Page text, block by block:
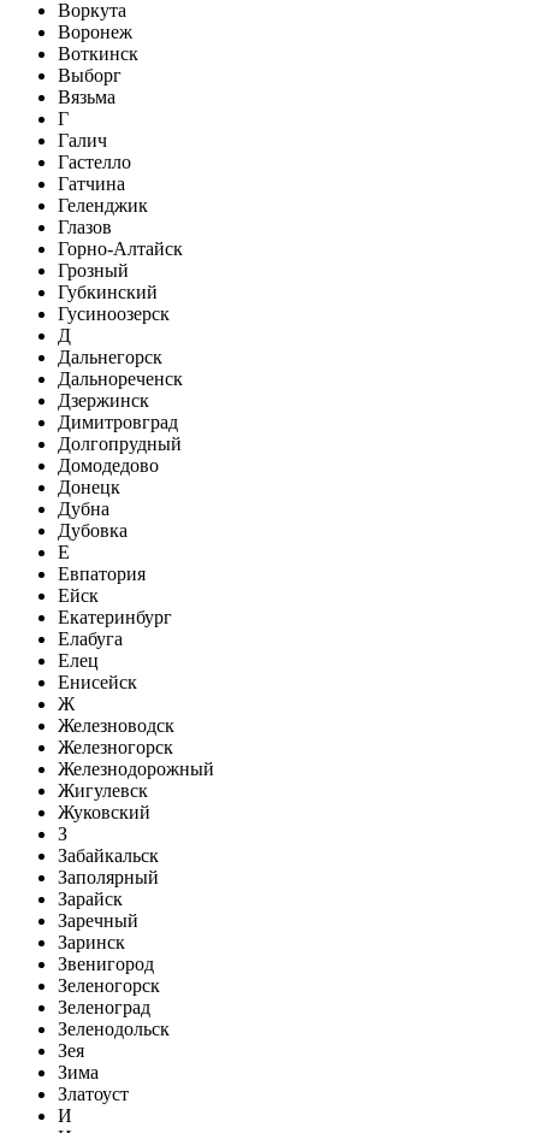
Воркута
Воронеж
Воткинск
Выборг
Вязьма
Г
Галич
Гастелло
Гатчина
Геленджик
Глазов
Горно-Алтайск
Грозный
Губкинский
Гусиноозерск
Д
Дальнегорск
Дальнореченск
Дзержинск
Димитровград
Долгопрудный
Домодедово
Донецк
Дубна
Дубовка
Е
Евпатория
Ейск
Екатеринбург
Елабуга
Елец
Енисейск
Ж
Железноводск
Железногорск
Железнодорожный
Жигулевск
Жуковский
З
Забайкальск
Заполярный
Зарайск
Заречный
Заринск
Звенигород
Зеленогорск
Зеленоград
Зеленодольск
Зея
Зима
Златоуст
И